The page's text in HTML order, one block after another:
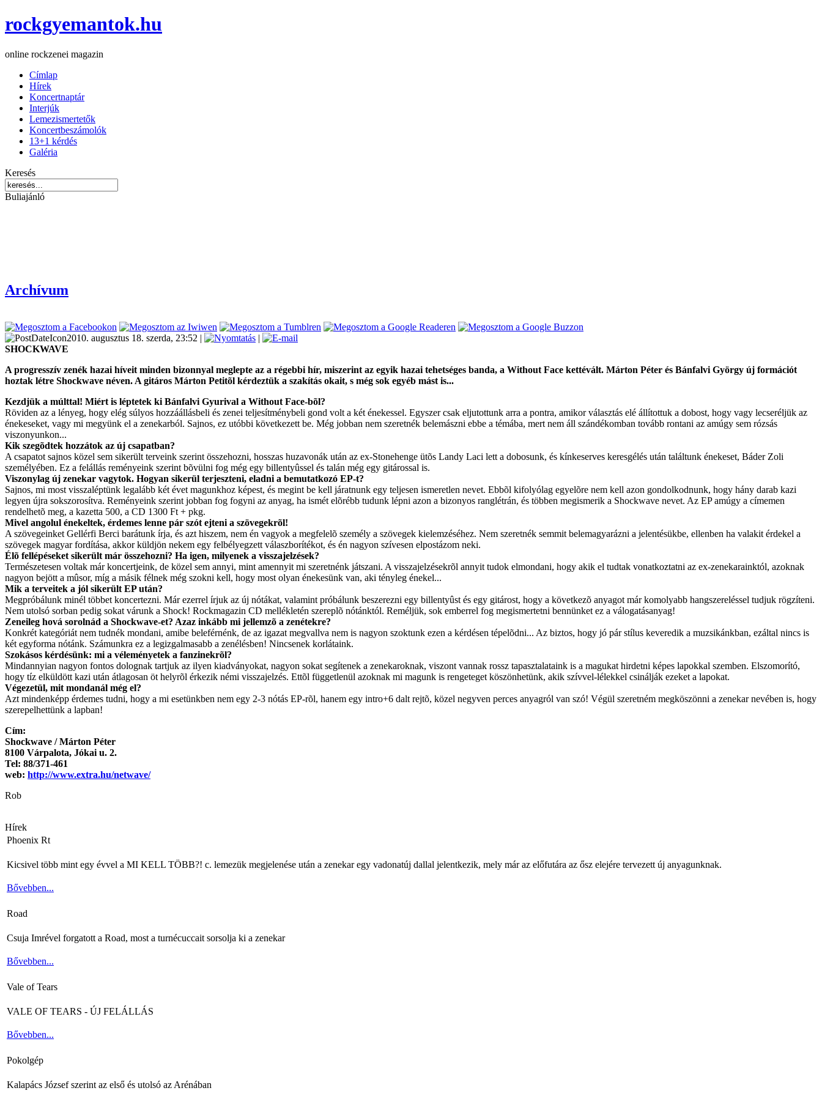
rockgyemantok.hu
online rockzenei magazin
Címlap
Hírek
Koncertnaptár
Interjúk
Lemezismertetők
Koncertbeszámolók
13+1 kérdés
Galéria
Keresés
Buliajánló
Archívum
2010. augusztus 18. szerda, 23:52 |
|
SHOCKWAVE
A progresszív zenék hazai híveit minden bizonnyal meglepte az a régebbi hír, miszerint az egyik hazai tehetséges banda, a Without Face kettévált. Márton Péter és Bánfalvi György új formációt
hoztak létre Shockwave néven. A gitáros Márton Petitõl kérdeztük a szakítás okait, s még sok egyéb mást is...
Kezdjük a múlttal! Miért is léptetek ki Bánfalvi Gyurival a Without Face-bõl?
Röviden az a lényeg, hogy elég súlyos hozzáállásbeli és zenei teljesítménybeli gond volt a két énekessel. Egyszer csak eljutottunk arra a pontra, amikor választás elé állítottuk a dobost, hogy vagy lecseréljük az
énekeseket, vagy mi megyünk el a zenekarból. Sajnos, ez utóbbi következett be. Még jobban nem szeretnék belemászni ebbe a témába, mert nem áll szándékomban tovább rontani az amúgy sem rózsás
viszonyunkon...
Kik szegõdtek hozzátok az új csapatban?
A csapatot sajnos közel sem sikerült terveink szerint összehozni, hosszas huzavonák után az ex-Stonehenge ütõs Landy Laci lett a dobosunk, és kínkeserves keresgélés után találtunk énekeset, Báder Zoli
személyében. Ez a felállás reményeink szerint bõvülni fog még egy billentyûssel és talán még egy gitárossal is.
Viszonylag új zenekar vagytok. Hogyan sikerül terjeszteni, eladni a bemutatkozó EP-t?
Sajnos, mi most visszaléptünk legalább két évet magunkhoz képest, és megint be kell járatnunk egy teljesen ismeretlen nevet. Ebbõl kifolyólag egyelõre nem kell azon gondolkodnunk, hogy hány darab kazi
legyen újra sokszorosítva. Reményeink szerint jobban fog fogyni az anyag, ha ismét elõrébb tudunk lépni azon a bizonyos ranglétrán, és többen megismerik a Shockwave nevet. Az EP amúgy a címemen
rendelhetõ meg, a kazetta 500, a CD 1300 Ft + pkg.
Mivel angolul énekeltek, érdemes lenne pár szót ejteni a szövegekrõl!
A szövegeinket Gellérfi Berci barátunk írja, és azt hiszem, nem én vagyok a megfelelõ személy a szövegek kielemzéséhez. Nem szeretnék semmit belemagyarázni a jelentésükbe, ellenben ha valakit érdekel a
szövegek magyar fordítása, akkor küldjön nekem egy felbélyegzett válaszborítékot, és én nagyon szívesen elpostázom neki.
Élõ fellépéseket sikerült már összehozni? Ha igen, milyenek a visszajelzések?
Természetesen voltak már koncertjeink, de közel sem annyi, mint amennyit mi szeretnénk játszani. A visszajelzésekrõl annyit tudok elmondani, hogy akik el tudtak vonatkoztatni az ex-zenekarainktól, azoknak
nagyon bejött a mûsor, míg a másik félnek még szokni kell, hogy most olyan énekesünk van, aki tényleg énekel...
Mik a terveitek a jól sikerült EP után?
Megpróbálunk minél többet koncertezni. Már ezerrel írjuk az új nótákat, valamint próbálunk beszerezni egy billentyûst és egy gitárost, hogy a következõ anyagot már komolyabb hangszereléssel tudjuk rögzíteni.
Nem utolsó sorban pedig sokat várunk a Shock! Rockmagazin CD mellékletén szereplõ nótánktól. Reméljük, sok emberrel fog megismertetni bennünket ez a válogatásanyag!
Zeneileg hová sorolnád a Shockwave-et? Azaz inkább mi jellemzõ a zenétekre?
Konkrét kategóriát nem tudnék mondani, amibe beleférnénk, de az igazat megvallva nem is nagyon szoktunk ezen a kérdésen tépelõdni... Az biztos, hogy jó pár stílus keveredik a muzsikánkban, ezáltal nincs is
két egyforma nótánk. Számunkra ez a legizgalmasabb a zenélésben! Nincsenek korlátaink.
Szokásos kérdésünk: mi a véleményetek a fanzinekrõl?
Mindannyian nagyon fontos dolognak tartjuk az ilyen kiadványokat, nagyon sokat segítenek a zenekaroknak, viszont vannak rossz tapasztalataink is a magukat hirdetni képes lapokkal szemben. Elszomorító,
hogy tíz elküldött kazi után átlagosan öt helyrõl érkezik némi visszajelzés. Ettõl függetlenül azoknak mi magunk is rengeteget köszönhetünk, akik szívvel-lélekkel csinálják ezeket a lapokat.
Végezetül, mit mondanál még el?
Azt mindenképp érdemes tudni, hogy a mi esetünkben nem egy 2-3 nótás EP-rõl, hanem egy intro+6 dalt rejtõ, közel negyven perces anyagról van szó! Végül szeretném megköszönni a zenekar nevében is, hogy
szerepelhettünk a lapban!
Cím:
Shockwave / Márton Péter
8100 Várpalota, Jókai u. 2.
Tel: 88/371-461
web: http://www.extra.hu/netwave/
Rob
Hírek
Phoenix Rt
Kicsivel több mint egy évvel a MI KELL TÖBB?! c. lemezük megjelenése után a zenekar egy vadonatúj dallal jelentkezik, mely már az előfutára az ősz elejére tervezett új anyagunknak.
Bővebben...
Road
Csuja Imrével forgatott a Road, most a turnécuccait sorsolja ki a zenekar
Bővebben...
Vale of Tears
VALE OF TEARS - ÚJ FELÁLLÁS
Bővebben...
Pokolgép
Kalapács József szerint az első és utolsó az Arénában